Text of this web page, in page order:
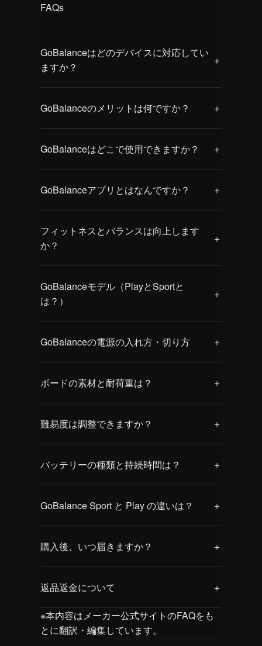
FAQs
GoBalanceはどのデバイスに対応してい
ますか？
＋
Android 5以上に対応しており、ほとんどの
なお、GoBalanceをスマートテレビへ直接
接続することはできませんが、お使いのス
マートフォンやタブレットが「キャスト
（画面共有）」機能に対応している場合、
トレーニング画面をテレビに映してご利用
いただくことが可能です。ご利用前に、お
手持ちの端末がキャスト機能に対応してい
るかご確認ください。
万が一、キャスト機能がご利用いただけな
い場合でも、スマートフォンやタブレット
上でGoBalanceのすべての機能を問題なく
GoBalanceのメリットは何ですか？ ＋
の幅広いフィットネス効果が報告されてい
の強化、柔軟性の向上、体幹（コア）の強
化、身体の動きに対する意識の向上、コー
ディネーション（協調性）の改善に加え、
ケガのリスク軽減にも期待できます。
さらにお子さんの発達や脳の成長を促す目
的でも活用されています。ご家庭だけでは
なく小児発達支援を行う施設やクリニック
でも導入されています。
GoBalanceはどこで使用できますか？ ＋
ます。
きるため、自宅はもちろん外出先でも手軽
にバランストレーニングを行えます。
また、キャスト機能に対応した端末であれ
グも可能です。
GoBalanceアプリとはなんですか？ ＋
Play／Sportで共通のアプリです。
App StoreかGoogle Playからダウンロード
を組み合わせたインタラクティブトレーナ
ーです。
アプリには、多彩なトレーニングプログラ
ムやゲーム、バランス測定テストが収録さ
れています。楽しみながらトレーニングで
きる複数のゲームやプランを通じて、バラ
ンス能力やコーディネーションの向上をサ
ポートします。
フィットネスとバランスは向上します
か？
＋
ことで、安定性（バランス能力）の向上
と、全身のフィットネスレベルの改善が期
GoBalanceモデル（PlayとSportと
は？）
＋
家族で楽しめるバランスボード
ポート。直径14.2インチの本格仕様ボード
に、Bluetooth対応のモーションセンサーを
内蔵。お子様から大人まで幅広くご利用い
ただけます。
家族みんなでアクティブに楽しめる設計
GoBalance Playは、日常の運動をゲーム感
覚で楽しめるよう設計されたバランスボー
ドです。インタラクティブなゲームを通じ
て、バランス感覚や身体の協調性、体幹の
と導きます。
GoBalance Playのすべての機能に加え、よ
り本格的なトレーニングに対応したモデル
です。複数の専用フィットネス・トレーニ
ングアプリに対応し、筋力やバランス、コ
GoBalanceの電源の入れ方・切り方 ＋
本体のメインセンサーボタンを押してくだ
示されれば正常に起動しています。
ボードの素材と耐荷重は？ ＋
耐久性のあるプラスチック素材を使用して
GoBalance Sport：
200kg（450lbs）までの荷重に対応してい
ます。
難易度は調整できますか？ ＋
GoBalance PlayおよびGoBalance Sport
GoBalance Sport：
空気式クッションが付属しており、ボード
の下に設置して使用します。
また、市販のバランス器具（例：BOSUな
ど）の上にボードを載せて使用することも
GoBalance Play：
バッテリーの種類と持続時間は？ ＋
しています。
使用時間の目安は約200時間です。電池は
電池の交換方法：
1）GoBalance本体のメインコンパートメ
ントを開け、モーションセンサーを取り外
GoBalance Sport と Play の違いは？ ＋
めるインタラクティブなゲームを中心とし
たモデルです。
遊び感覚で身体を動かしながら、柔軟性や
コーディネーション、体幹トレーニングを
購入後、いつ届きますか？ ＋
たします。配送状況は追跡番号よりご確認
いただけます。
返品返金について ＋
返品・交換・初期不良ポリシー
※本内容はメーカー公式サイトのFAQをも
とに翻訳・編集しています。